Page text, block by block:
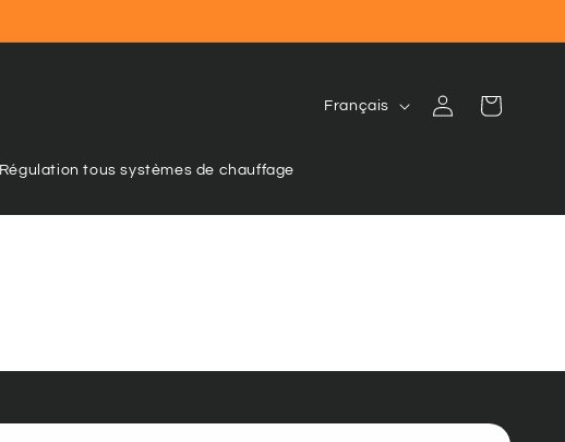
Régulation tous systèmes de chauffage
LFrançais ConnexionPanier